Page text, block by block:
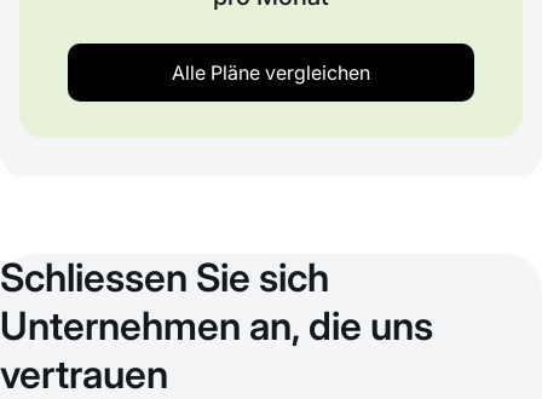
Alle Pläne vergleichen
Schliessen Sie sich
Unternehmen an, die uns
vertrauen